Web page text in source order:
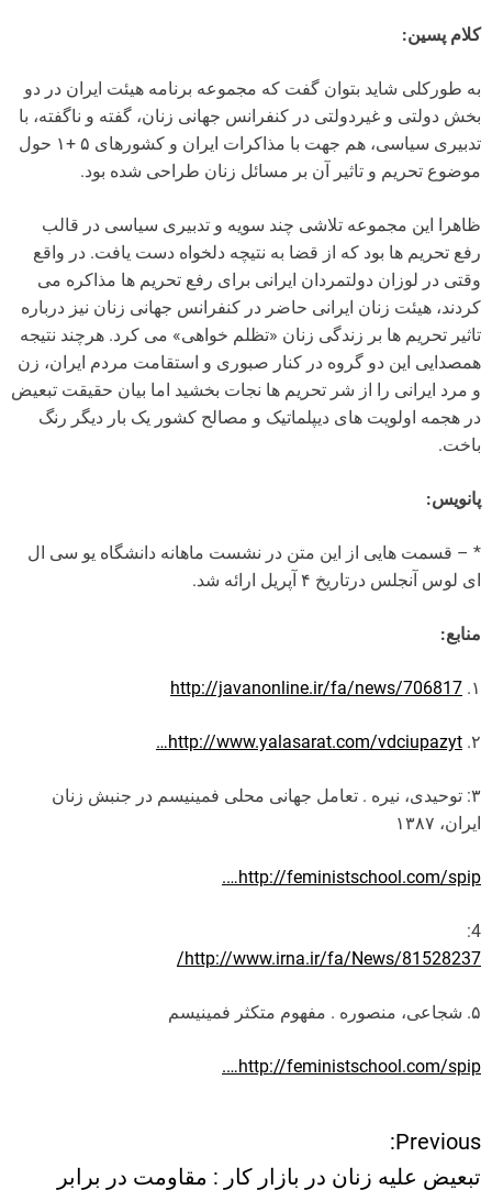
کلام پسین:
به طورکلی شاید بتوان گفت که مجموعه برنامه هیئت ایران در دو
بخش دولتی و غیردولتی در کنفرانس جهانی زنان، گفته و ناگفته، با
تدبیری سیاسی، هم جهت با مذاکرات ایران و کشورهای ۵ +۱ حول
موضوع تحریم و تاثیر آن بر مسائل زنان طراحی شده بود.
ظاهرا این مجموعه تلاشی چند سویه و تدبیری سیاسی در قالب
رفع تحریم ها بود که از قضا به نتیچه دلخواه دست یافت. در واقع
وقتی در لوزان دولتمردان ایرانی برای رفع تحریم ها مذاکره می
کردند، هیئت زنان ایرانی حاضر در کنفرانس جهانی زنان نیز درباره
تاثیر تحریم ها بر زندگی زنان «تظلم خواهی» می کرد. هرچند نتیجه
همصدایی این دو گروه در کنار صبوری و استقامت مردم ایران، زن
و مرد ایرانی را از شر تحریم ها نجات بخشید اما بیان حقیقت تبعیض
در هجمه اولویت های دیپلماتیک و مصالح کشور یک بار دیگر رنگ
باخت.
پانویس:
* – قسمت هایی از این متن در نشست ماهانه دانشگاه یو سی ال
ای لوس آنجلس درتاریخ ۴ آپریل ارائه شد.
منابع:
۱. http://javanonline.ir/fa/news/706817
۲. http://www.yalasarat.com/vdciupazyt…
۳: توحیدی، نیره . تعامل جهانی محلی فمینیسم در جنبش زنان
ایران، ۱۳۸۷
http://feministschool.com/spip….
4:
http://www.irna.ir/fa/News/81528237/
۵. شجاعی،‌ منصوره . مفهوم متکثر فمینیسم
http://feministschool.com/spip….
ر
Previous:
تبعیض علیه زنان در بازار کار : مقاومت در برابر